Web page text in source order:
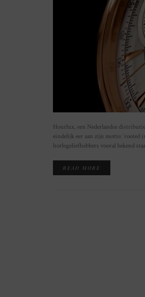
Hourlux, een Nederlandse
eindelijk eer aan zijn motto: ‘rooted
horlogeliefhebbers vooral bekend
READ MORE